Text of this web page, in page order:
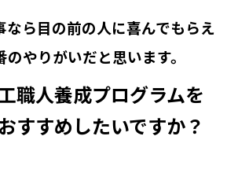
なら目の前の人に喜んでもらえ
やりがいだと思います。
職人養成プログラムを
すすめしたいですか？